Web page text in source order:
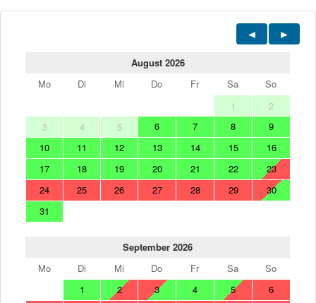
August 2026
Mo
Di Mi Do Fr Sa
So
1
2
3
4 5 6 7 8
9
10
11 12 13 14 15
16
17
18 19 20 21 22
23
24
25 26 27 28 29
30
31
September 2026
Mo
Di Mi Do Fr Sa
So
1
2 3 4 5
6